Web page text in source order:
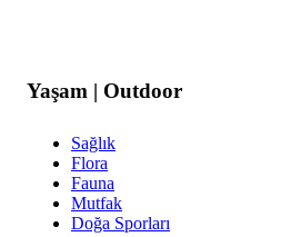
Yaşam | Outdoor
Sağlık
Flora
Fauna
Mutfak
Doğa Sporları